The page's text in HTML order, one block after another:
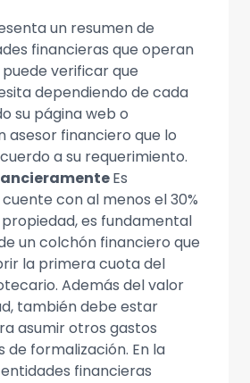
un resumen de
financieras que operan
verificar que
dependiendo de cada
su página web o
asesor financiero que lo
a su requerimiento.
Es
con al menos el 30%
es fundamental
un colchón financiero que
la primera cuota del
Además del valor
también debe estar
asumir otros gastos
formalización. En la
financieras